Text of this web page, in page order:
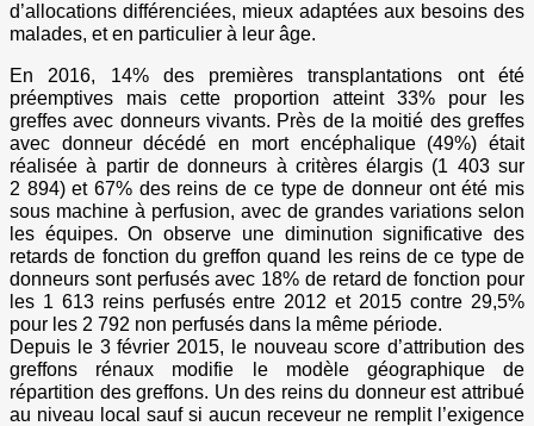
d’allocations différenciées, mieux adaptées aux besoins des
malades, et en particulier à leur âge.
En 2016, 14% des premières transplantations ont été
préemptives mais cette proportion atteint 33% pour les
greffes avec donneurs vivants. Près de la moitié des greffes
avec donneur décédé en mort encéphalique (49%) était
réalisée à partir de donneurs à critères élargis (1 403 sur
2 894) et 67% des reins de ce type de donneur ont été mis
sous machine à perfusion, avec de grandes variations selon
les équipes. On observe une diminution significative des
retards de fonction du greffon quand les reins de ce type de
donneurs sont perfusés avec 18% de retard de fonction pour
les 1 613 reins perfusés entre 2012 et 2015 contre 29,5%
pour les 2 792 non perfusés dans la même période.
Depuis le 3 février 2015, le nouveau score d’attribution des
greffons rénaux modifie le modèle géographique de
répartition des greffons. Un des reins du donneur est attribué
au niveau local sauf si aucun receveur ne remplit l’exigence